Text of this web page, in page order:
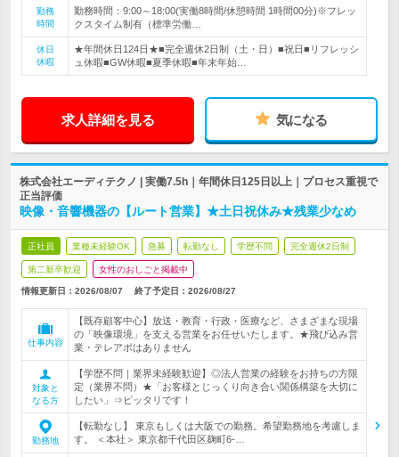
勤務
時間
勤務時間：9:00～18:00(実働8時間/休憩時間 1時間00分)※フレッ
クスタイム制有（標準労働…
休日
休暇
★年間休日124日★■完全週休2日制（土・日）■祝日■リフレッシ
ュ休暇■GW休暇■夏季休暇■年末年始…
求人詳細を見る 気になる
株式会社エーディテクノ | 実働7.5h｜年間休日125日以上｜プロセス重視で
正当評価
映像・音響機器の【ルート営業】★土日祝休み★残業少なめ
正社員 業種未経験OK 急募 転勤なし 学歴不問 完全週休2日制
第二新卒歓迎 女性のおしごと掲載中
情報更新日：2026/08/07 終了予定日： 2026/08/27
仕事内容
【既存顧客中心】放送・教育・行政・医療など、さまざまな現場
の「映像環境」を支える営業をお任せいたします。★飛び込み営
業・テレアポはありません
対象と
なる方
【学歴不問｜業界未経験歓迎】◎法人営業の経験をお持ちの方限
定（業界不問）★「お客様とじっくり向き合い関係構築を大切に
したい」⇒ピッタリです！
勤務地
【転勤なし】 東京もしくは大阪での勤務。希望勤務地を考慮しま
す。 ＜本社＞ 東京都千代田区麹町6-…